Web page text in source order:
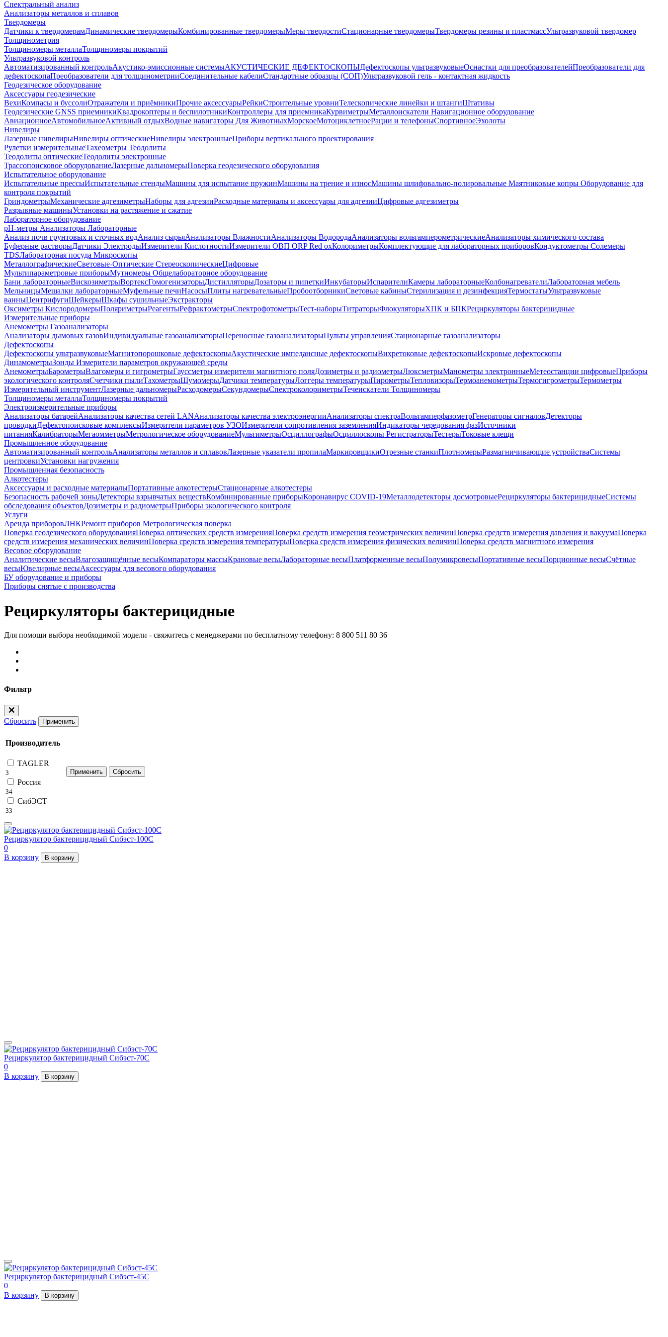
Спектральный анализ
Анализаторы металлов и сплавов
Твердомеры
Датчики к твердомерамДинамические твердомерыКомбинированные твердомерыМеры твердостиСтационарные твердомерыТвердомеры резины и пластмассУльтразвуковой твердомер
Толщинометрия
Толщиномеры металлаТолщиномеры покрытий
Ультразвуковой контроль
Автоматизированный контрольАкустико-эмиссионные системыАКУСТИЧЕСКИЕ ДЕФЕКТОСКОПЫДефектоскопы ультразвуковыеОснастки для преобразователейПреобразователи для
дефектоскопаПреобразователи для толщинометрииСоединительные кабелиСтандартные образцы (СОП)Ультразвуковой гель - контактная жидкость
Геодезическое оборудование
Аксессуары геодезические
ВехиКомпасы и буссолиОтражатели и приёмникиПрочие аксессуарыРейкиСтроительные уровниТелескопические линейки и штангиШтативы
Геодезические GNSS приемникиКвадрокоптеры и беспилотникиКонтроллеры для приемникаКурвиметрыМеталлоискатели Навигационное оборудование
АвиационноеАвтомобильноеАктивный отдыхВодные навигаторы Для ЖивотныхМорскоеМотоциклетноеРации и телефоныСпортивноеЭхолоты
Нивелиры
Лазерные нивелирыНивелиры оптическиеНивелиры электронныеПриборы вертикального проектирования
Рулетки измерительныеТахеометры Теодолиты
Теодолиты оптическиеТеодолиты электронные
Трассопоисковое оборудованиеЛазерные дальномерыПоверка геодезического оборудования
Испытательное оборудование
Испытательные прессыИспытательные стендыМашины для испытание пружинМашины на трение и износМашины шлифовально-полировальные Маятниковые копры Оборудование для
контроля покрытий
ГриндометрыМеханические адгезиметрыНаборы для адгезииРасходные материалы и аксессуары для адгезииЦифровые адгезиметры
Разрывные машиныУстановки на растяжение и сжатие
Лабораторное оборудование
pH-метры Анализаторы Лабораторные
Анализ почв грунтовых и сточных водАнализ сырьяАнализаторы ВлажностиАнализаторы ВодородаАнализаторы вольтамперометрическиеАнализаторы химического состава
Буферные растворыДатчики ЭлектродыИзмерители КислотностиИзмерители ОВП ORP Red oxКолориметрыКомплектующие для лабораторных приборовКондуктометры Солемеры
TDSЛабораторная посуда Микроскопы
МеталлографическиеСветовые-Оптические СтереоскопическиеЦифровые
Мультипараметровые приборыМутномеры Общелабораторное оборудование
Бани лабораторныеВискозиметрыВортексГомогенизаторыДистилляторыДозаторы и пипеткиИнкубаторыИспарителиКамеры лабораторныеКолбонагревателиЛабораторная мебель
МельницыМешалки лабораторныеМуфельные печиНасосыПлиты нагревательныеПробоотборникиСветовые кабиныСтерилизация и дезинфекцияТермостатыУльтразвуковые
ванныЦентрифугиШейкерыШкафы сушильныеЭкстракторы
Оксиметры КислородомерыПоляриметрыРеагентыРефрактометрыСпектрофотометрыТест-наборыТитраторыФлокуляторыХПК и БПКРециркуляторы бактерицидные
Измерительные приборы
Анемометры Газоанализаторы
Анализаторы дымовых газовИндивидуальные газоанализаторыПереносные газоанализаторыПульты управленияСтационарные газоанализаторы
Дефектоскопы
Дефектоскопы ультразвуковыеМагнитопорошковые дефектоскопыАкустические импедансные дефектоскопыВихретоковые дефектоскопыИскровые дефектоскопы
ДинамометрыЗонды Измерители параметров окружающей среды
АнемометрыБарометрыВлагомеры и гигрометрыГауссметры измерители магнитного поляДозиметры и радиометрыЛюксметрыМанометры электронныеМетеостанции цифровыеПриборы
экологического контроляСчетчики пылиТахометрыШумомерыДатчики температурыЛоггеры температурыПирометрыТепловизорыТермоанемометрыТермогигрометрыТермометры
Измерительный инструментЛазерные дальномерыРасходомерыСекундомерыСпектроколориметрыТечеискатели Толщиномеры
Толщиномеры металлаТолщиномеры покрытий
Электроизмерительные приборы
Анализаторы батарейАнализаторы качества сетей LANАнализаторы качества электроэнергииАнализаторы спектраВольтамперфазометрГенераторы сигналовДетекторы
проводкиДефектопоисковые комплексыИзмерители параметров УЗОИзмерители сопротивления заземленияИндикаторы чередования фазИсточники
питанияКалибраторыМегаомметрыМетрологическое оборудованиеМультиметрыОсциллографыОсциллоскопы РегистраторыТестерыТоковые клещи
Промышленное оборудование
Автоматизированный контрольАнализаторы металлов и сплавовЛазерные указатели пропилаМаркировщикиОтрезные станкиПлотномерыРазмагничивающие устройстваСистемы
центровкиУстановки нагружения
Промышленная безопасность
Алкотестеры
Аксессуары и расходные материалыПортативные алкотестерыСтационарные алкотестеры
Безопасность рабочей зоныДетекторы взрывчатых веществКомбинированные приборыКоронавирус COVID-19Металлодетекторы досмотровыеРециркуляторы бактерицидныеСистемы
обследования объектовДозиметры и радиометрыПриборы экологического контроля
Услуги
Аренда приборовЛНКРемонт приборов Метрологическая поверка
Поверка геодезического оборудованияПоверка оптических средств измеренияПоверка средств измерения геометрических величинПоверка средств измерения давления и вакуумаПоверка
средств измерения механических величинПоверка средств измерения температурыПоверка средств измерения физических величинПоверка средств магнитного измерения
Весовое оборудование
Аналитические весыВлагозащищённые весыКомпараторы массыКрановые весыЛабораторные весыПлатформенные весыПолумикровесыПортативные весыПорционные весыСчётные
весыЮвелирные весыАксессуары для весового оборудования
БУ оборудование и приборы
Приборы снятые с производства
Рециркуляторы бактерицидные
Для помощи выбора необходимой модели - свяжитесь с менеджерами по бесплатному телефону: 8 800 511 80 36
Фильтр
Сбросить Применить
Производитель
TAGLER
3
Россия
34
СибЭСТ
33
Рециркулятор бактерицидный Сибэст-100С
0
В корзину
В корзину
Рециркулятор бактерицидный Сибэст-70С
0
В корзину
В корзину
Рециркулятор бактерицидный Сибэст-45С
0
В корзину
В корзину